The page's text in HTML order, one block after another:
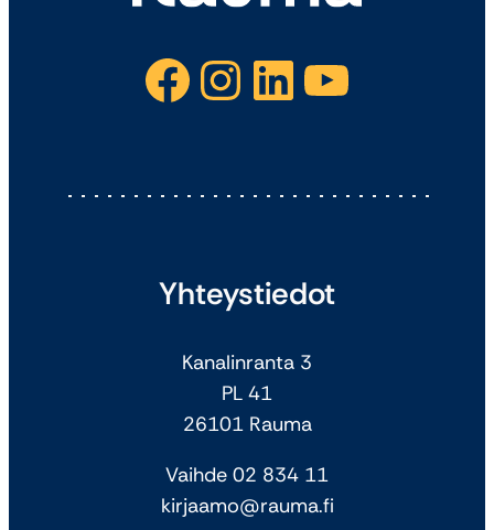
Facebook Instagram LinkedIn YouTube
Yhteystiedot
Kanalinranta 3
PL 41
26101 Rauma
Vaihde 02 834 11
kirjaamo@rauma.fi